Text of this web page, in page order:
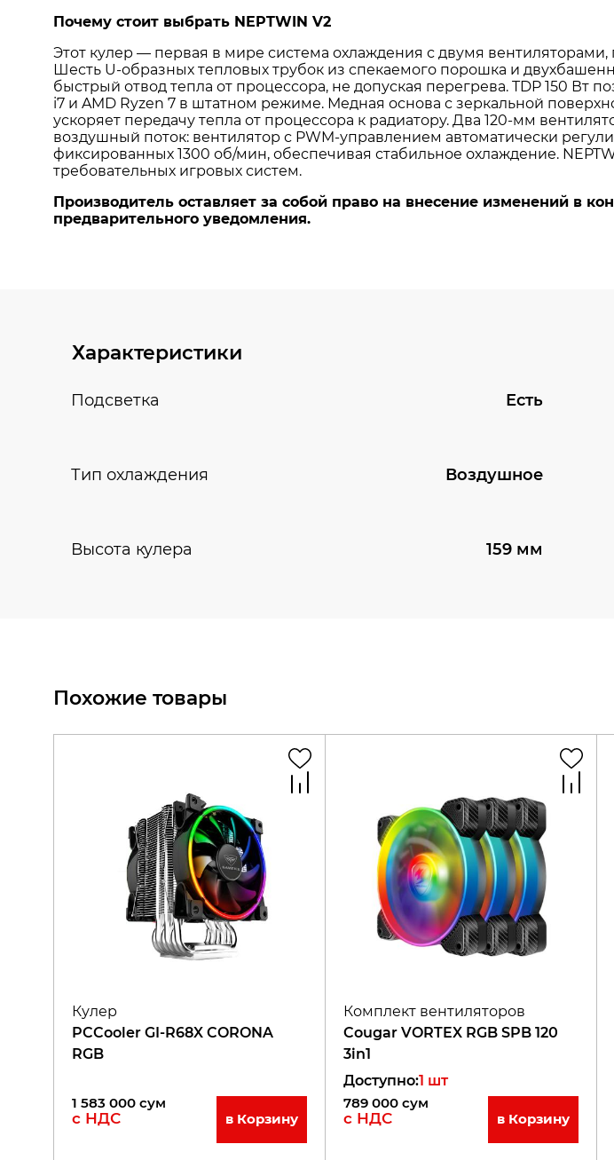
Характеристики
Подсветка Есть
Тип охлаждения Воздушное
Высота кулера 159 мм
Похожие товары
Кулер
PCCooler GI-R68X CORONA
RGB
1 583 000 сум
с НДС в Корзину
Комплект вентиляторов
Cougar VORTEX RGB SPB 120
3in1
Доступно:1 шт
789 000 сум
с НДС в Корзину